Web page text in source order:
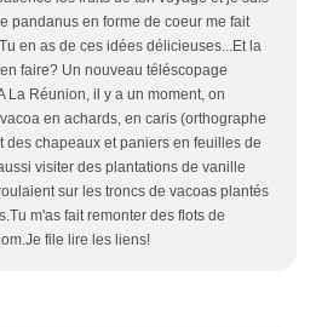
pandanus en forme de coeur me fait
en as de ces idées délicieuses...Et la
faire? Un nouveau téléscopage
La Réunion, il y a un moment, on
en achards, en caris (orthographe
des chapeaux et paniers en feuilles de
visiter des plantations de vanille
sur les troncs de vacoas plantés
m'as fait remonter des flots de
file lire les liens!